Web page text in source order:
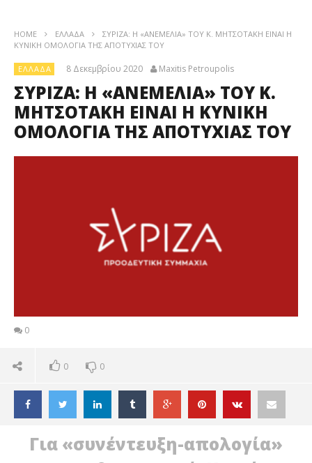
HOME ΕΛΛΆΔΑ
ΣΥΡΙΖΑ: Η «ΑΝΕΜΕΛΙΑ» ΤΟΥ Κ. ΜΗΤΣΟΤΑΚΗ ΕΙΝΑΙ Η
ΚΥΝΙΚΗ ΟΜΟΛΟΓΙΑ ΤΗΣ ΑΠΟΤΥΧΙΑΣ ΤΟΥ
ΕΛΛΆΔΑ 8 Δεκεμβρίου 2020 Maxitis Petroupolis
ΣΥΡΙΖΑ: Η «ΑΝΕΜΕΛΙΑ» ΤΟΥ Κ.
ΜΗΤΣΟΤΑΚΗ ΕΙΝΑΙ Η ΚΥΝΙΚΗ
ΟΜΟΛΟΓΙΑ ΤΗΣ ΑΠΟΤΥΧΙΑΣ ΤΟΥ
0
0 0
Για «συνέντευξη-απολογία»